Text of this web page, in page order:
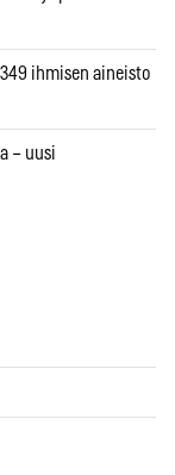
ihmisen aineisto
– uusi